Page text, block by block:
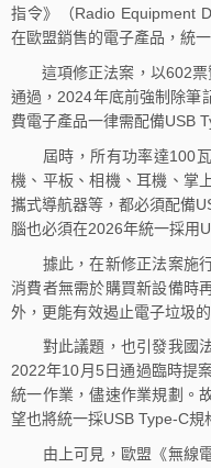
指令》（Radio Equipment
在歐盟銷售的電子產品，統
這項修正法案，以602票
通過，2024年底前強制除筆
費電子產品一律需配備USB
屆時，所有功率達100瓦
機、平板、相機、耳機、掌
攜式導航器等，都必須配備
腦也必須在2026年統一採用
據此，在新修正法案施行
消費者無需於購買新設備時
外，更能有效遏止電子垃圾的
對此議題，也引發我國法
2022年10月5日通過臨時提
統一作業，儘速作業規劃。
望也將統一採USB Type-C規
由上可見，歐盟《無線電